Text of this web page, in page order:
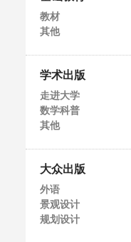
教材
其他
学术出版
走进大学
数学科普
其他
大众出版
外语
景观设计
规划设计